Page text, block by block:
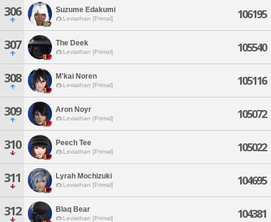
306 Suzume Edakumi
Leviathan [Primal] 106195
307 The Deek
Leviathan [Primal] 105540
308 M'kai Noren
Leviathan [Primal] 105116
309 Aron Noyr
Leviathan [Primal] 105072
310 Peech Tee
Leviathan [Primal] 105022
311 Lyrah Mochizuki
Leviathan [Primal] 104695
312 Blaq Bear
Leviathan [Primal] 104381